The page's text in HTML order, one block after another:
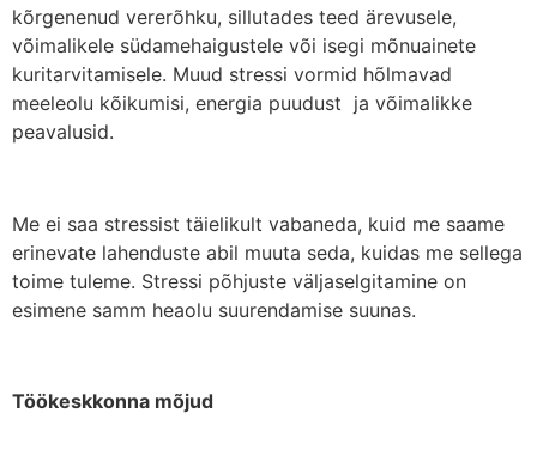
kõrgenenud vererõhku, sillutades teed ärevusele,
võimalikele südamehaigustele või isegi mõnuainete
kuritarvitamisele. Muud stressi vormid hõlmavad
meeleolu kõikumisi, energia puudust ja võimalikke
peavalusid.
Me ei saa stressist täielikult vabaneda, kuid me saame
erinevate lahenduste abil muuta seda, kuidas me sellega
toime tuleme. Stressi põhjuste väljaselgitamine on
esimene samm heaolu suurendamise suunas.
Töökeskkonna mõjud